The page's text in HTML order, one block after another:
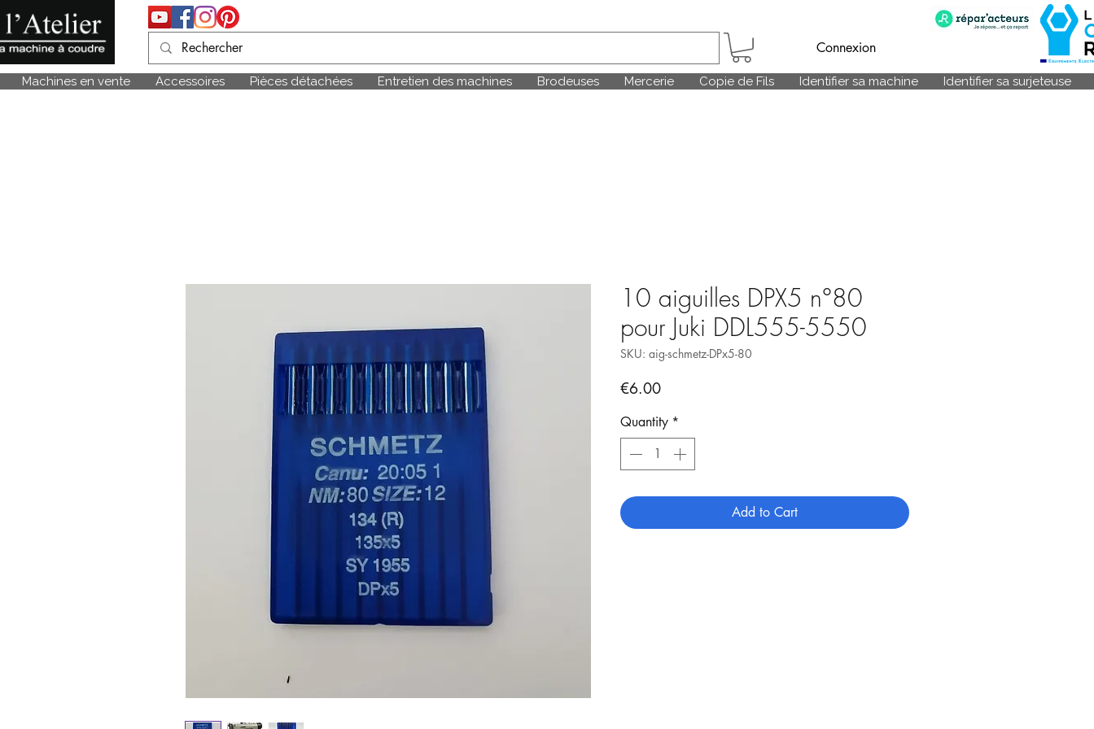
Machines en vente Accessoires Pièces détachées Entretien des machines Brodeuses Mercerie Copie de Fils Identifier sa machine Identifier sa surjeteuse
Connexion
10 aiguilles DPX5 n°80
pour Juki DDL555-5550
SKU: aig-schmetz-DPx5-80
€6.00Price
Quantity *
Add to Cart